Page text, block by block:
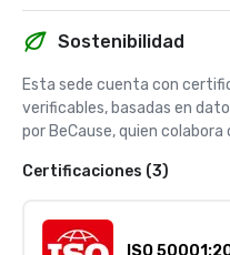
Sostenibilidad
Esta sede cuenta con
verificables, basadas en
por BeCause, quien colabora
Certificaciones (3)
ISO